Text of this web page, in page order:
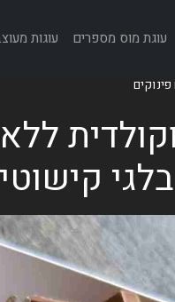
עוגת מוס מספרים עוגות